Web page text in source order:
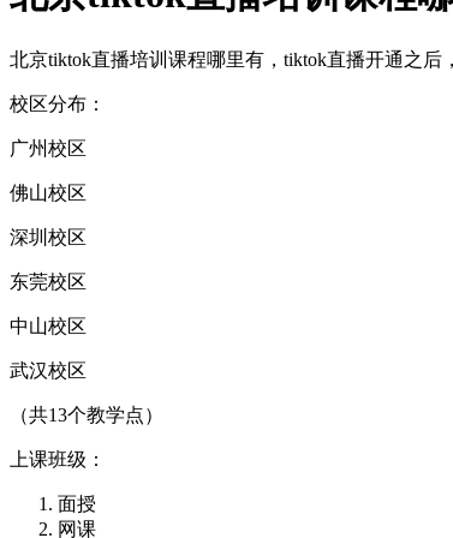
北京tiktok直播培训课程哪里有，tiktok直播开通之
校区分布：
广州校区
佛山校区
深圳校区
东莞校区
中山校区
武汉校区
（共13个教学点）
上课班级：
面授
网课